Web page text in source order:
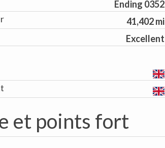
Ending 0352
41,402 mi
Excellent
et points fort